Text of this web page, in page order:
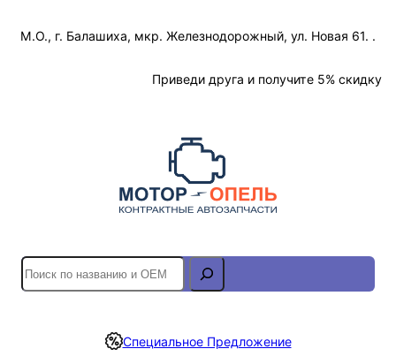
М.О., г. Балашиха, мкр. Железнодорожный, ул. Новая 61. .
Приведи друга и получите 5% скидку
S
e
r
Специальное Предложение